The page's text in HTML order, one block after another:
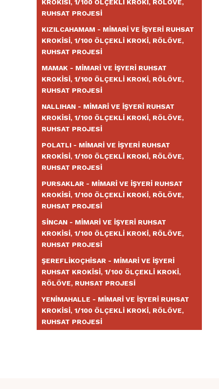
KROKISI, 1/100 ÖLÇEKLI KROKI, RÖLÖVE,
RUHSAT PROJESI
KIZILCAHAMAM - MIMARI VE İŞYERI RUHSAT
KROKISI, 1/100 ÖLÇEKLI KROKI, RÖLÖVE,
RUHSAT PROJESI
MAMAK - MIMARI VE İŞYERI RUHSAT
KROKISI, 1/100 ÖLÇEKLI KROKI, RÖLÖVE,
RUHSAT PROJESI
NALLIHAN - MIMARI VE İŞYERI RUHSAT
KROKISI, 1/100 ÖLÇEKLI KROKI, RÖLÖVE,
RUHSAT PROJESI
POLATLI - MIMARI VE İŞYERI RUHSAT
KROKISI, 1/100 ÖLÇEKLI KROKI, RÖLÖVE,
RUHSAT PROJESI
PURSAKLAR - MIMARI VE İŞYERI RUHSAT
KROKISI, 1/100 ÖLÇEKLI KROKI, RÖLÖVE,
RUHSAT PROJESI
SINCAN - MIMARI VE İŞYERI RUHSAT
KROKISI, 1/100 ÖLÇEKLI KROKI, RÖLÖVE,
RUHSAT PROJESI
ŞEREFLIKOÇHISAR - MIMARI VE İŞYERI
RUHSAT KROKISI, 1/100 ÖLÇEKLI KROKI,
RÖLÖVE, RUHSAT PROJESI
YENIMAHALLE - MIMARI VE İŞYERI RUHSAT
KROKISI, 1/100 ÖLÇEKLI KROKI, RÖLÖVE,
RUHSAT PROJESI